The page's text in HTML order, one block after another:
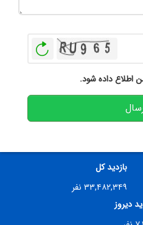
اطلاع داده شود.
بازدید کل
۳۳,۴۸۲,۳۴۹ نفر
دیروز